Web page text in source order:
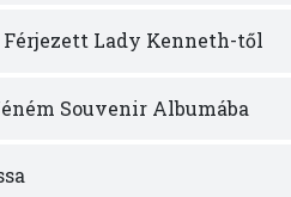
Lady Kenneth-től
Souvenir Albumába